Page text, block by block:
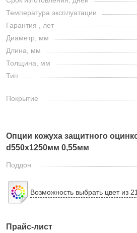
Температура эксплуатации
Гарантия , лет
Диаметр, мм
Длина, мм
Толщина, мм
Тип
Покрытие
Опции кожуха защитного
d550х1250мм 0,55мм
Поддон
Возможность выбрать цвет из
Прайс-лист